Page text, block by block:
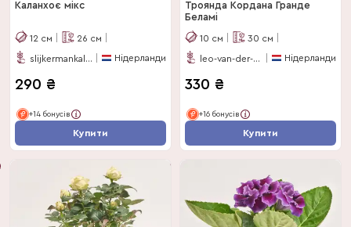
Каланхоє мікс
12 см 26 см
slijkermankalanchoe Нідерланди
290 ₴
+14 бонусів
Купити
Троянда Кордана Гранде
Беламі
10 см 30 см
leo-van-der-harg-bv Нідерланди
330 ₴
+16 бонусів
Купити